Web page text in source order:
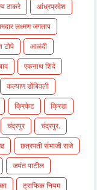
ठाकरे
आंध्रप्रदेश
लक्ष्मण जगताप
टोपे
आळंदी
एकनाथ शिंदे
कल्याण डोंबिवली
क्रिकेट
क्रिडा
चंद्रपुर
चंद्रपुर.
छत्रपती संभाजी राजे
जयंत पाटील
ट्राफिक नियम